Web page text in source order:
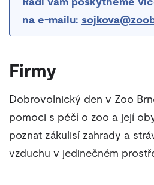
na e-mailu:
Firmy
Dobrovolnický den v Zoo
pomoci s péčí o zoo a její
poznat zákulisí zahrady a
vzduchu v jedinečném